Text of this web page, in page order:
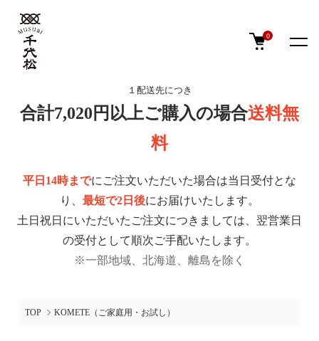
0
１配送先につき
合計7,020円以上ご購入の場合送料無
料
平日14時までにご注文いただいた場合は当日受付とな
り、 最短で2日後にお届けいたします。
土日祝日にいただいたご注文につきましては、翌営業日
の受付として順次ご手配いたします。
※一部地域、北海道、離島を除く
TOP KOMETE（ご家庭用・お試し）